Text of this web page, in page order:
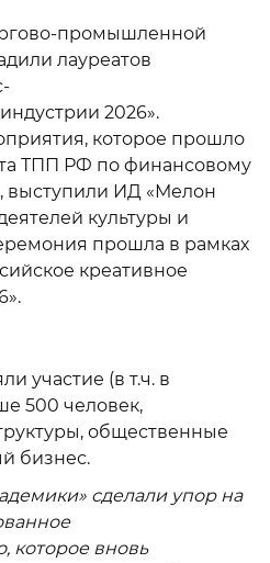
промышленной
лауреатов
2026».
которое прошло
ТПП РФ по финансовому
выступили ИД «Мелон
культуры и
прошла в рамках
креативное
участие (в т.ч. в
500 человек,
общественные
бизнес.
сделали упор на
которое вновь